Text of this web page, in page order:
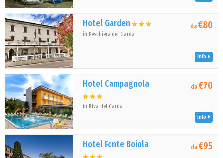
Hotel Garden
in Peschiera del Garda
da€80
Info
Hotel Campagnola
in Riva del Garda
da€70
Info
Hotel Fonte Boiola da€95